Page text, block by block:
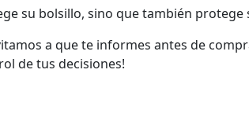
su bolsillo, sino que también protege
a que te informes antes de
de tus decisiones!